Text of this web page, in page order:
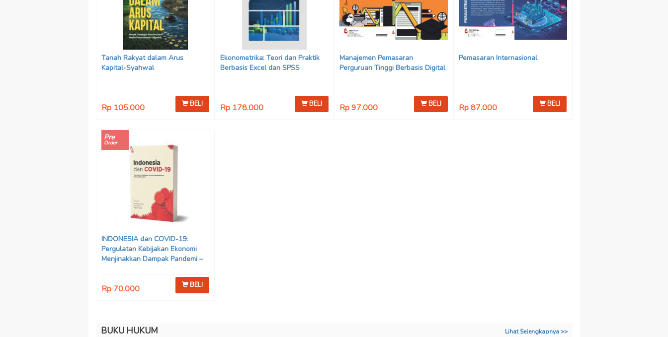
Tanah Rakyat dalam Arus
Kapital-Syahwal
Rp 105.000 BELI
Ekonometrika: Teori dan Praktik
Berbasis Excel dan SPSS
Rp 178.000 BELI
Manajemen Pemasaran
Perguruan Tinggi Berbasis Digital
Rp 97.000 BELI
Pemasaran Internasional
Rp 87.000 BELI
Pre
Order
INDONESIA dan COVID-19:
Pergulatan Kebijakan Ekonomi
Menjinakkan Dampak Pandemi –
Rp 70.000 BELI
BUKU HUKUM Lihat Selengkapnya >>